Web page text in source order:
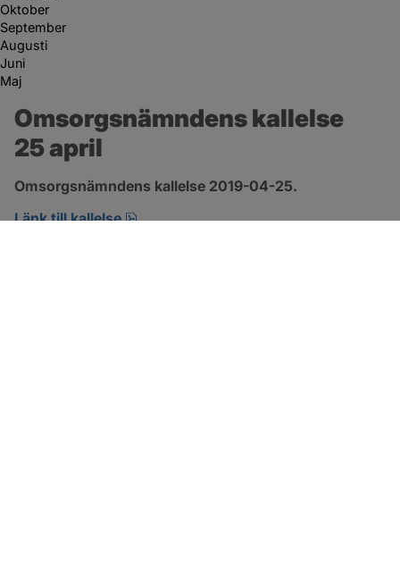
Oktober
September
Augusti
Juni
Maj
Omsorgsnämndens kallelse
25 april
Omsorgsnämndens kallelse 2019-04-25.
Länk till kallelse
pdf, öppnas i nytt fönster.